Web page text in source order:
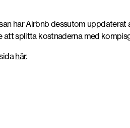
har Airbnb dessutom
att splitta kostnaderna med
här.